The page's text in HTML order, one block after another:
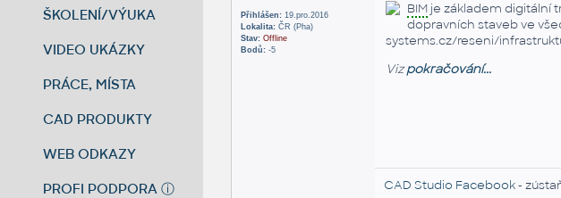
ŠKOLENÍ/VÝUKA
VIDEO UKÁZKY
PRÁCE, MÍSTA
CAD PRODUKTY
WEB ODKAZY
PROFI PODPORA ⓘ
Přihlášen:19.pro.2016
Lokalita:ČR (Pha)
Stav: Offline
Bodů:-5
BIMje základem digitální
dopravních staveb ve
systems.cz/reseni/
Vizpokračování...
CAD Studio Facebook-